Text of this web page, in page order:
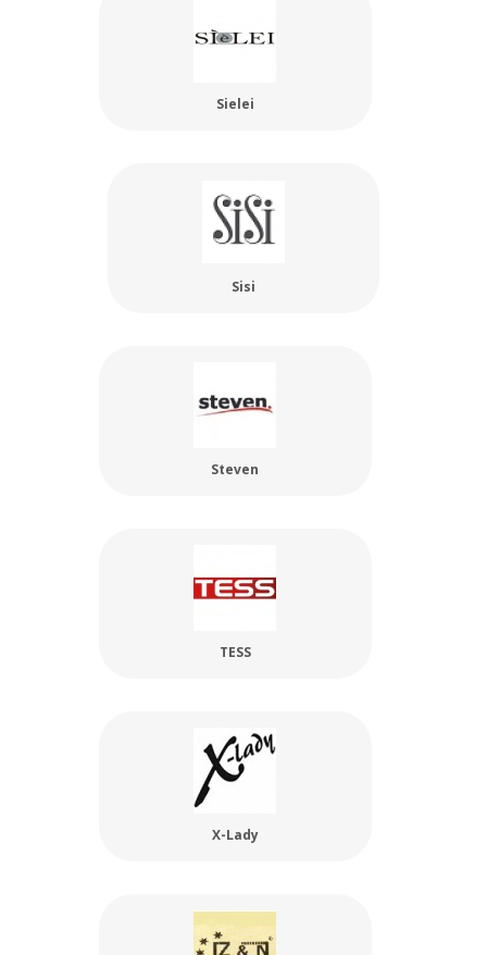
Sielei
Sisi
Steven
TESS
X-Lady